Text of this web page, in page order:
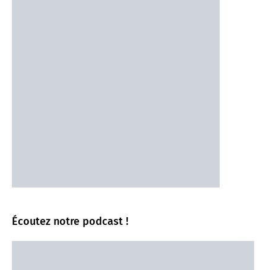
Écoutez notre podcast !